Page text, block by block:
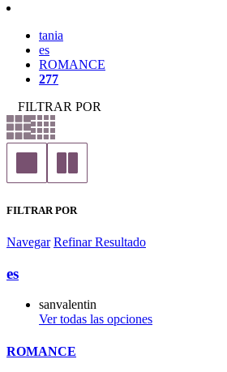
tania
es
ROMANCE
277
FILTRAR POR
FILTRAR POR
Navegar Refinar Resultado
es
sanvalentin
Ver todas las opciones
ROMANCE